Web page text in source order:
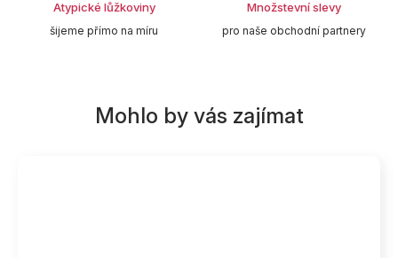
Atypické lůžkoviny
šijeme přímo na míru
Množstevní slevy
pro naše obchodní partnery